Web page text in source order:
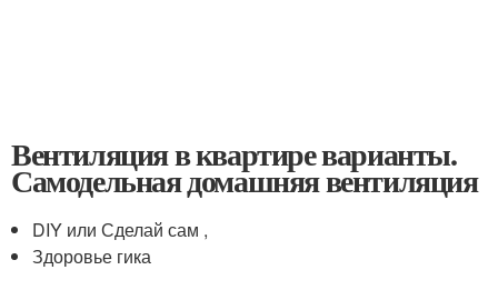
Вентиляция в квартире варианты.
Самодельная домашняя вентиляция
DIY или Сделай сам ,
Здоровье гика